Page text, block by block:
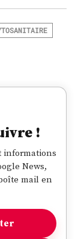
!
informations
News,
mail en